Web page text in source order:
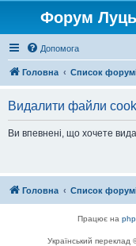
Форум
Допомога
Головна Список
Видалити файли
Ви впевнені, що хочете
Головна Список
Працює на
Український переклад